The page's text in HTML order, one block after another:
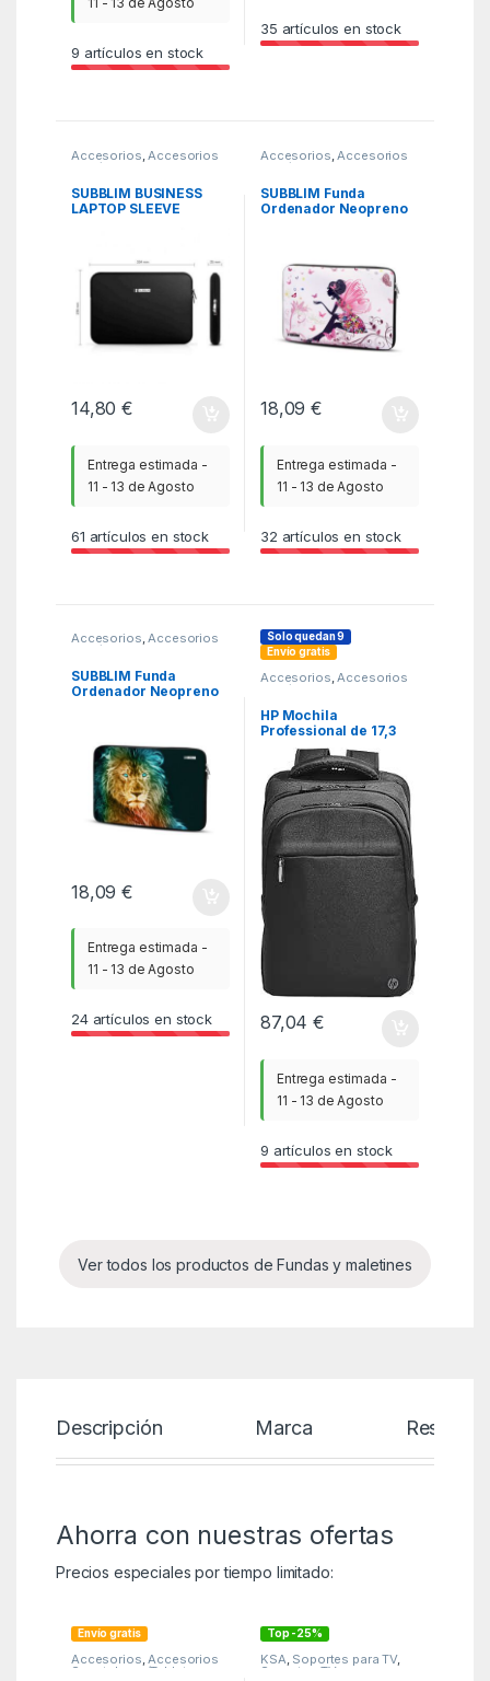
9 artículos en stock
35 artículos en stock
Accesorios Accesorios
Portátil Fundas y
SUBBLIM BUSINESS
LAPTOP SLEEVE
14,80€
Entrega estimada -
11 - 13 de Agosto
61 artículos en stock
Accesorios Accesorios
Portátil Fundas y
SUBBLIM Funda
Ordenador Neopreno
18,09€
Entrega estimada -
11 - 13 de Agosto
32 artículos en stock
Accesorios,Accesorios
Portátil
SUBBLIM Funda
Ordenador Neopreno
18,09€
Entrega estimada -
11 - 13 de Agosto
24artículos en stock
Solo quedan 9
Envío gratis
Accesorios,Accesorios
Portátil
HP Mochila
Professional de 17,3
pulgadas
87,04€
Entrega estimada -
11 - 13 de Agosto
9 artículos en stock
Ver todos los productos de Fundas y maletines
Descripción Marca Reseñas
Ahorra con nuestras ofertas
Precios especiales por tiempo limitado:
Envío gratis
Accesorios,Accesorios
Smartphone/Tablet
Top -25%
KSA, Soportes para TV,
Soportes TV